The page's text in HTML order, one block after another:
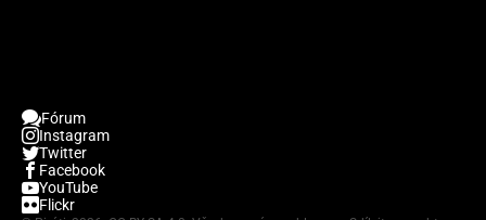
Fórum
Instagram
Twitter
Facebook
YouTube
Flickr